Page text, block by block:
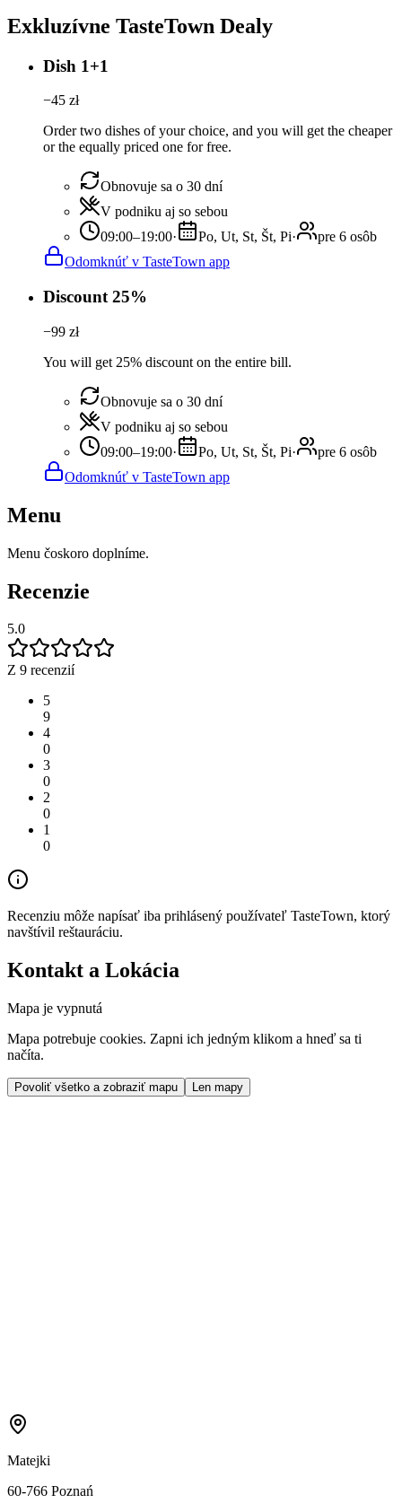
Exkluzívne TasteTown Dealy
Dish 1+1
−45 zł
Order two dishes of your choice, and you will get the cheaper
or the equally priced one for free.
Obnovuje sa o 30 dní
V podniku aj so sebou
09:00–19:00· Po, Ut, St, Št, Pi·
pre 6 osôb
Odomknúť v TasteTown app
Discount 25%
−99 zł
You will get 25% discount on the entire bill.
Obnovuje sa o 30 dní
V podniku aj so sebou
09:00–19:00· Po, Ut, St, Št, Pi·
pre 6 osôb
Odomknúť v TasteTown app
Menu
Menu čoskoro doplníme.
Recenzie
5.0
Z 9 recenzií
5
9
4
0
3
0
2
0
1
0
Recenziu môže napísať iba prihlásený používateľ TasteTown, ktorý
navštívil reštauráciu.
Kontakt a Lokácia
Mapa je vypnutá
Mapa potrebuje cookies. Zapni ich jedným klikom a hneď sa ti
načíta.
Povoliť všetko a zobraziť mapu Len mapy
Matejki
60-766 Poznań